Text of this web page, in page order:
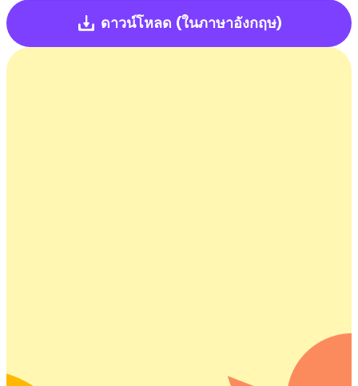
ดาวน์โหลด (ในภาษาอังกฤษ)